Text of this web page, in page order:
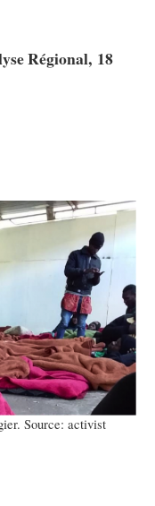
Régional, 18
Source: activist